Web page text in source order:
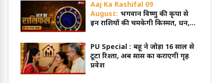
Aaj Ka Rashifal 09
August: भगवान विष्णु की कृपा से
इन राशियों की चमकेगी किस्मत, धन,
PU Special : बहू ने जोड़ा 16 साल से
टूटा रिश्ता, अब सास का कराएगी गृह
प्रवेश